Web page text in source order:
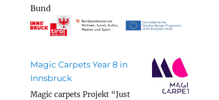
Bund
Magic Carpets Year 8 in
Innsbruck
Magic carpets Projekt “Just